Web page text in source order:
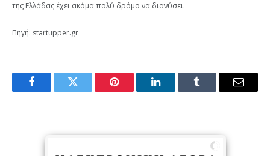
της Ελλάδας έχει ακόμα πολύ δρόμο να διανύσει.
Πηγή: startupper.gr
FacebookTwitter Pinterest LinkedInTumblr Email